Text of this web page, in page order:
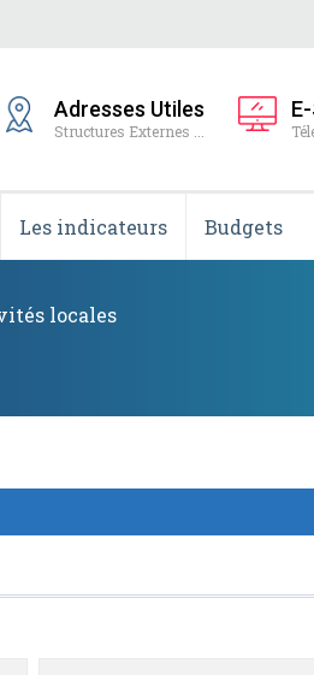
Adresses Utiles
Structures Externes ...
Les indicateurs Budgets
locales